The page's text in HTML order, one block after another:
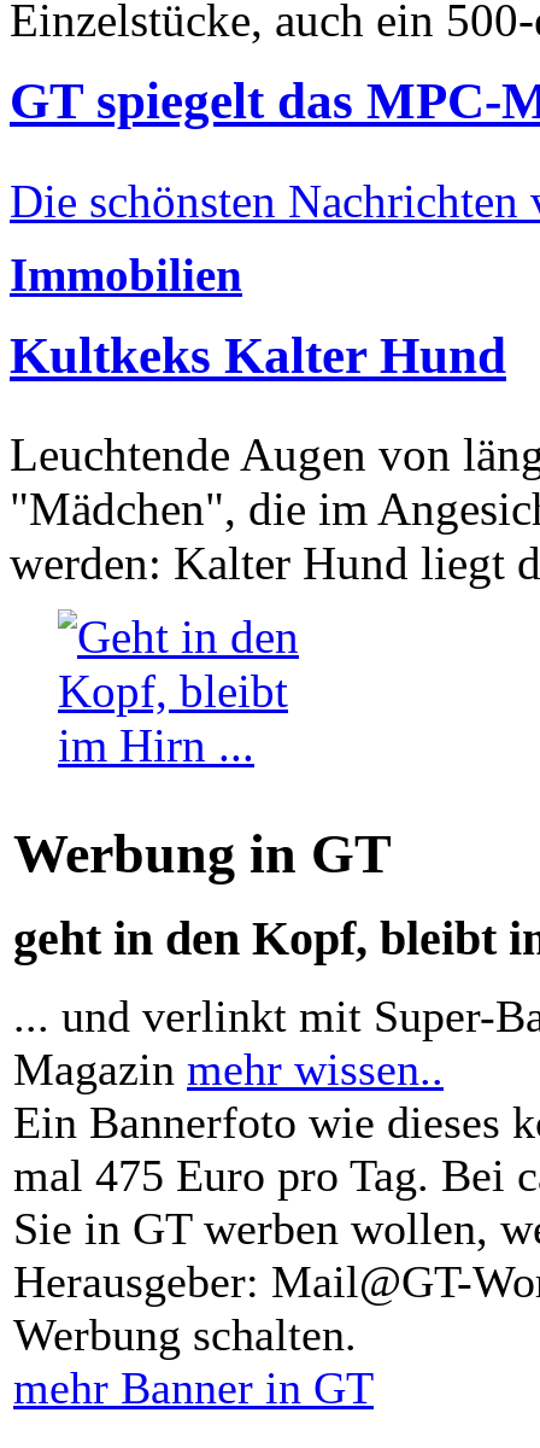
Einzelstücke, auch ein
GT spiegelt das MPC-
Die schönsten Nachrichten
Immobilien
Kultkeks Kalter Hund
Leuchtende Augen von
"Mädchen", die im
werden: Kalter Hund liegt
Werbung in GT
geht in den Kopf, bleibt
... und verlinkt mit Super-
Magazin mehr wissen..
Ein Bannerfoto wie dieses
mal 475 Euro pro Tag. Bei
Sie in GT werben wollen,
Herausgeber: Mail@GT-
Werbung schalten.
mehr Banner in GT